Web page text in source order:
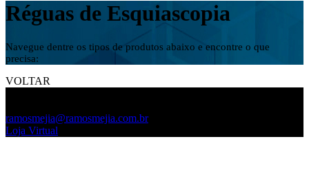
Réguas de Esquiascopia
Navegue dentre os tipos de produtos abaixo e encontre o que
precisa:
VOLTAR
ramosmejia@ramosmejia.com.br
Loja Virtual